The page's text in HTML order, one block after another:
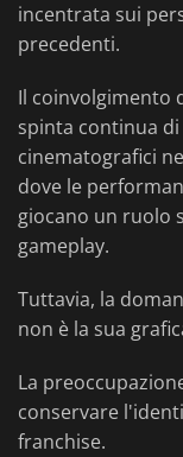
incentrata sui
precedenti.
Il coinvolgimento
spinta continua
cinematografici
dove le
giocano un ruolo
gameplay.
Tuttavia, la
non è la sua
La
conservare
franchise.